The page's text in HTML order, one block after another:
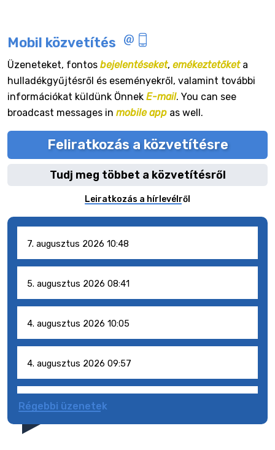
Mobil közvetítés
Üzeneteket, fontos bejelentéseket, emékeztetőketa
hulladékgyűjtésről és eseményekről, valamint további
információkat küldünk Önnek E-mail. You can see
broadcast messages in mobile app as well.
Feliratkozás a közvetítésre
Tudj meg többet a közvetítésről
Leiratkozás a hírlevélről
7. augusztus 2026 10:48
5. augusztus 2026 08:41
4. augusztus 2026 10:05
4. augusztus 2026 09:57
4. augusztus 2026 09:51
Régebbi üzenetek